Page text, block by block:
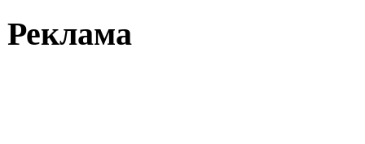
Реклама